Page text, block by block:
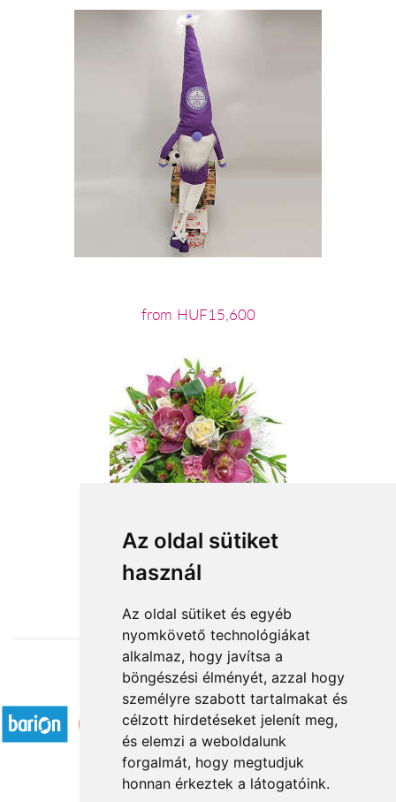
Az oldal sütiket
használ
Az oldal sütiket és egyéb
nyomkövető technológiákat
alkalmaz, hogy javítsa a
böngészési élményét, azzal hogy
személyre szabott tartalmakat és
célzott hirdetéseket jelenít meg,
és elemzi a weboldalunk
forgalmát, hogy megtudjuk
honnan érkeztek a látogatóink.
from HUF15,600
from HUF29,200
Accepted payment methods